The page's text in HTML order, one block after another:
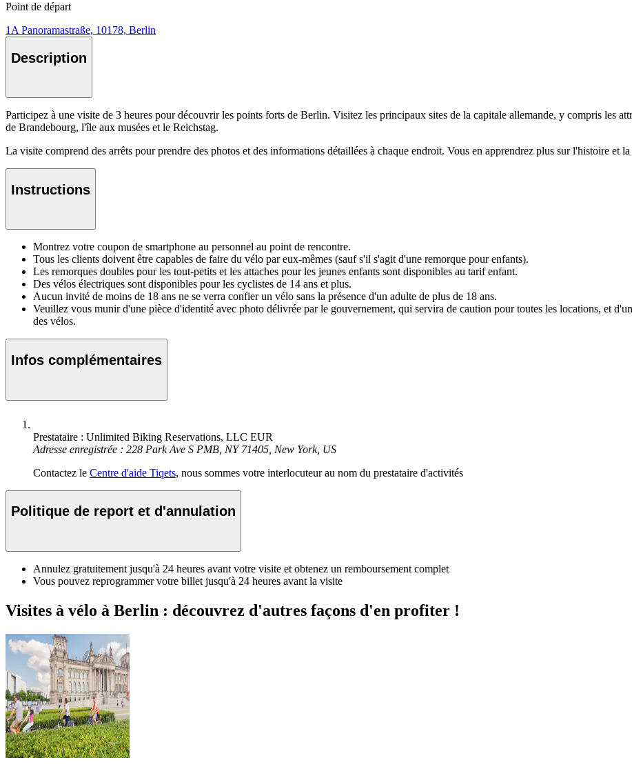
Point de départ
1A Panoramastraße, 10178, Berlin
Description
Participez à une visite de 3 heures pour découvrir les points forts de Berlin. Visitez les principaux sites de la capitale allemande, y compris les
de Brandebourg, l'île aux musées et le Reichstag.
La visite comprend des arrêts pour prendre des photos et des informations détaillées à chaque endroit. Vous en apprendrez plus sur l'histoire et
Instructions
Montrez votre coupon de smartphone au personnel au point de rencontre.
Tous les clients doivent être capables de faire du vélo par eux-mêmes (sauf s'il s'agit d'une remorque pour enfants).
Les remorques doubles pour les tout-petits et les attaches pour les jeunes enfants sont disponibles au tarif enfant.
Des vélos électriques sont disponibles pour les cyclistes de 14 ans et plus.
Aucun invité de moins de 18 ans ne se verra confier un vélo sans la présence d'un adulte de plus de 18 ans.
Veuillez vous munir d'une pièce d'identité avec photo délivrée par le gouvernement, qui servira de caution pour toutes les locations, et
des vélos.
Infos complémentaires
Prestataire : Unlimited Biking Reservations, LLC EUR
Adresse enregistrée : 228 Park Ave S PMB, NY 71405, New York, US
Contactez le Centre d'aide Tiqets, nous sommes votre interlocuteur au nom du prestataire d'activités
Politique de report et d'annulation
Annulez gratuitement jusqu'à 24 heures avant votre visite et obtenez un remboursement complet
Vous pouvez reprogrammer votre billet jusqu'à 24 heures avant la visite
Visites à vélo à Berlin : découvrez d'autres façons d'en profiter !